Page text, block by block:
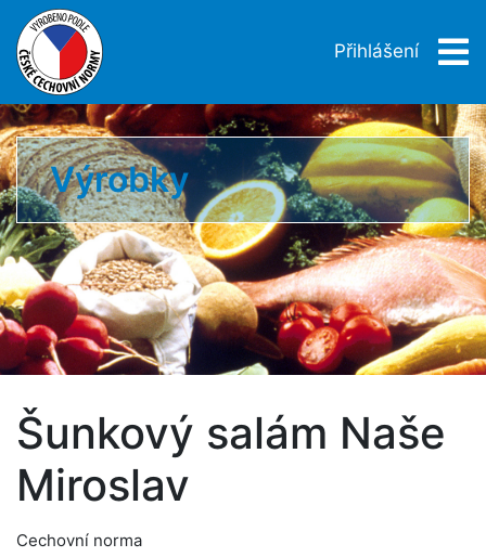
Přihlášení
Výrobky
Šunkový salám Naše
Miroslav
Cechovní norma